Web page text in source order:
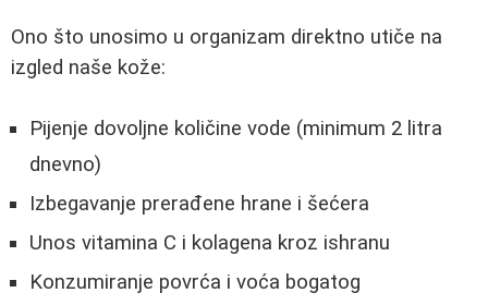
Ono što unosimo u organizam direktno utiče na
izgled naše kože:
Pijenje dovoljne količine vode (minimum 2 litra
dnevno)
Izbegavanje prerađene hrane i šećera
Unos vitamina C i kolagena kroz ishranu
Konzumiranje povrća i voća bogatog